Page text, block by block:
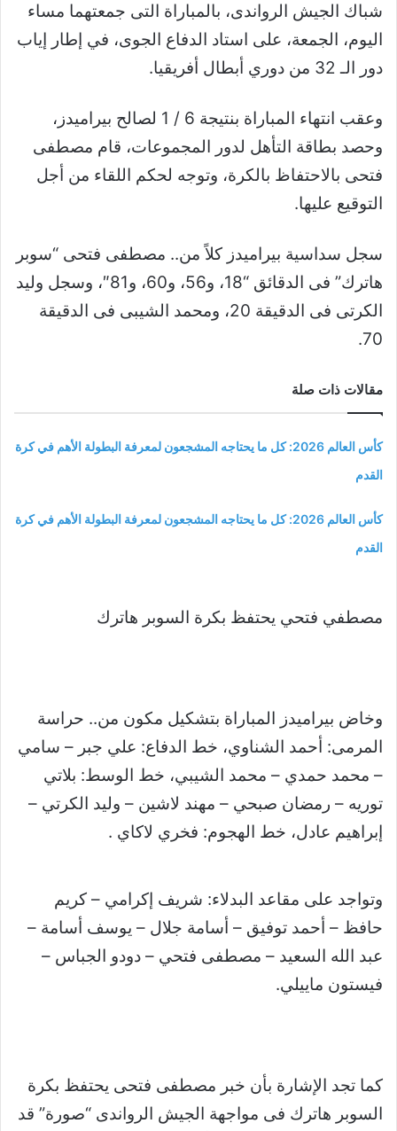
شباك الجيش الرواندى، بالمباراة التى جمعتهما مساء
اليوم، الجمعة، على استاد الدفاع الجوى، في إطار إياب
دور الـ 32 من دوري أبطال أفريقيا.
وعقب انتهاء المباراة بنتيجة 6 / 1 لصالح بيراميدز،
وحصد بطاقة التأهل لدور المجموعات، قام مصطفى
فتحى بالاحتفاظ بالكرة، وتوجه لحكم اللقاء من أجل
التوقيع عليها.
سجل سداسية بيراميدز كلاً من.. مصطفى فتحى “سوبر
هاترك” فى الدقائق “18، و56، و60، و81″، وسجل وليد
الكرتى فى الدقيقة 20، ومحمد الشيبى فى الدقيقة
70.
مقالات ذات صلة
كأس العالم 2026: كل ما يحتاجه المشجعون لمعرفة البطولة الأهم في كرة
القدم
كأس العالم 2026: كل ما يحتاجه المشجعون لمعرفة البطولة الأهم في كرة
القدم
مصطفي فتحي يحتفظ بكرة السوبر هاترك
وخاض بيراميدز المباراة بتشكيل مكون من.. حراسة
المرمى: أحمد الشناوي، خط الدفاع: علي جبر – سامي
– محمد حمدي – محمد الشيبي، خط الوسط: بلاتي
توريه – رمضان صبحي – مهند لاشين – وليد الكرتي –
إبراهيم عادل، خط الهجوم: فخري لاكاي .
وتواجد على مقاعد البدلاء: شريف إكرامي – كريم
حافظ – أحمد توفيق – أسامة جلال – يوسف أسامة –
عبد الله السعيد – مصطفى فتحي – دودو الجباس –
فيستون ماييلي.
كما تجد الإشارة بأن خبر مصطفى فتحى يحتفظ بكرة
السوبر هاترك فى مواجهة الجيش الرواندى “صورة” قد